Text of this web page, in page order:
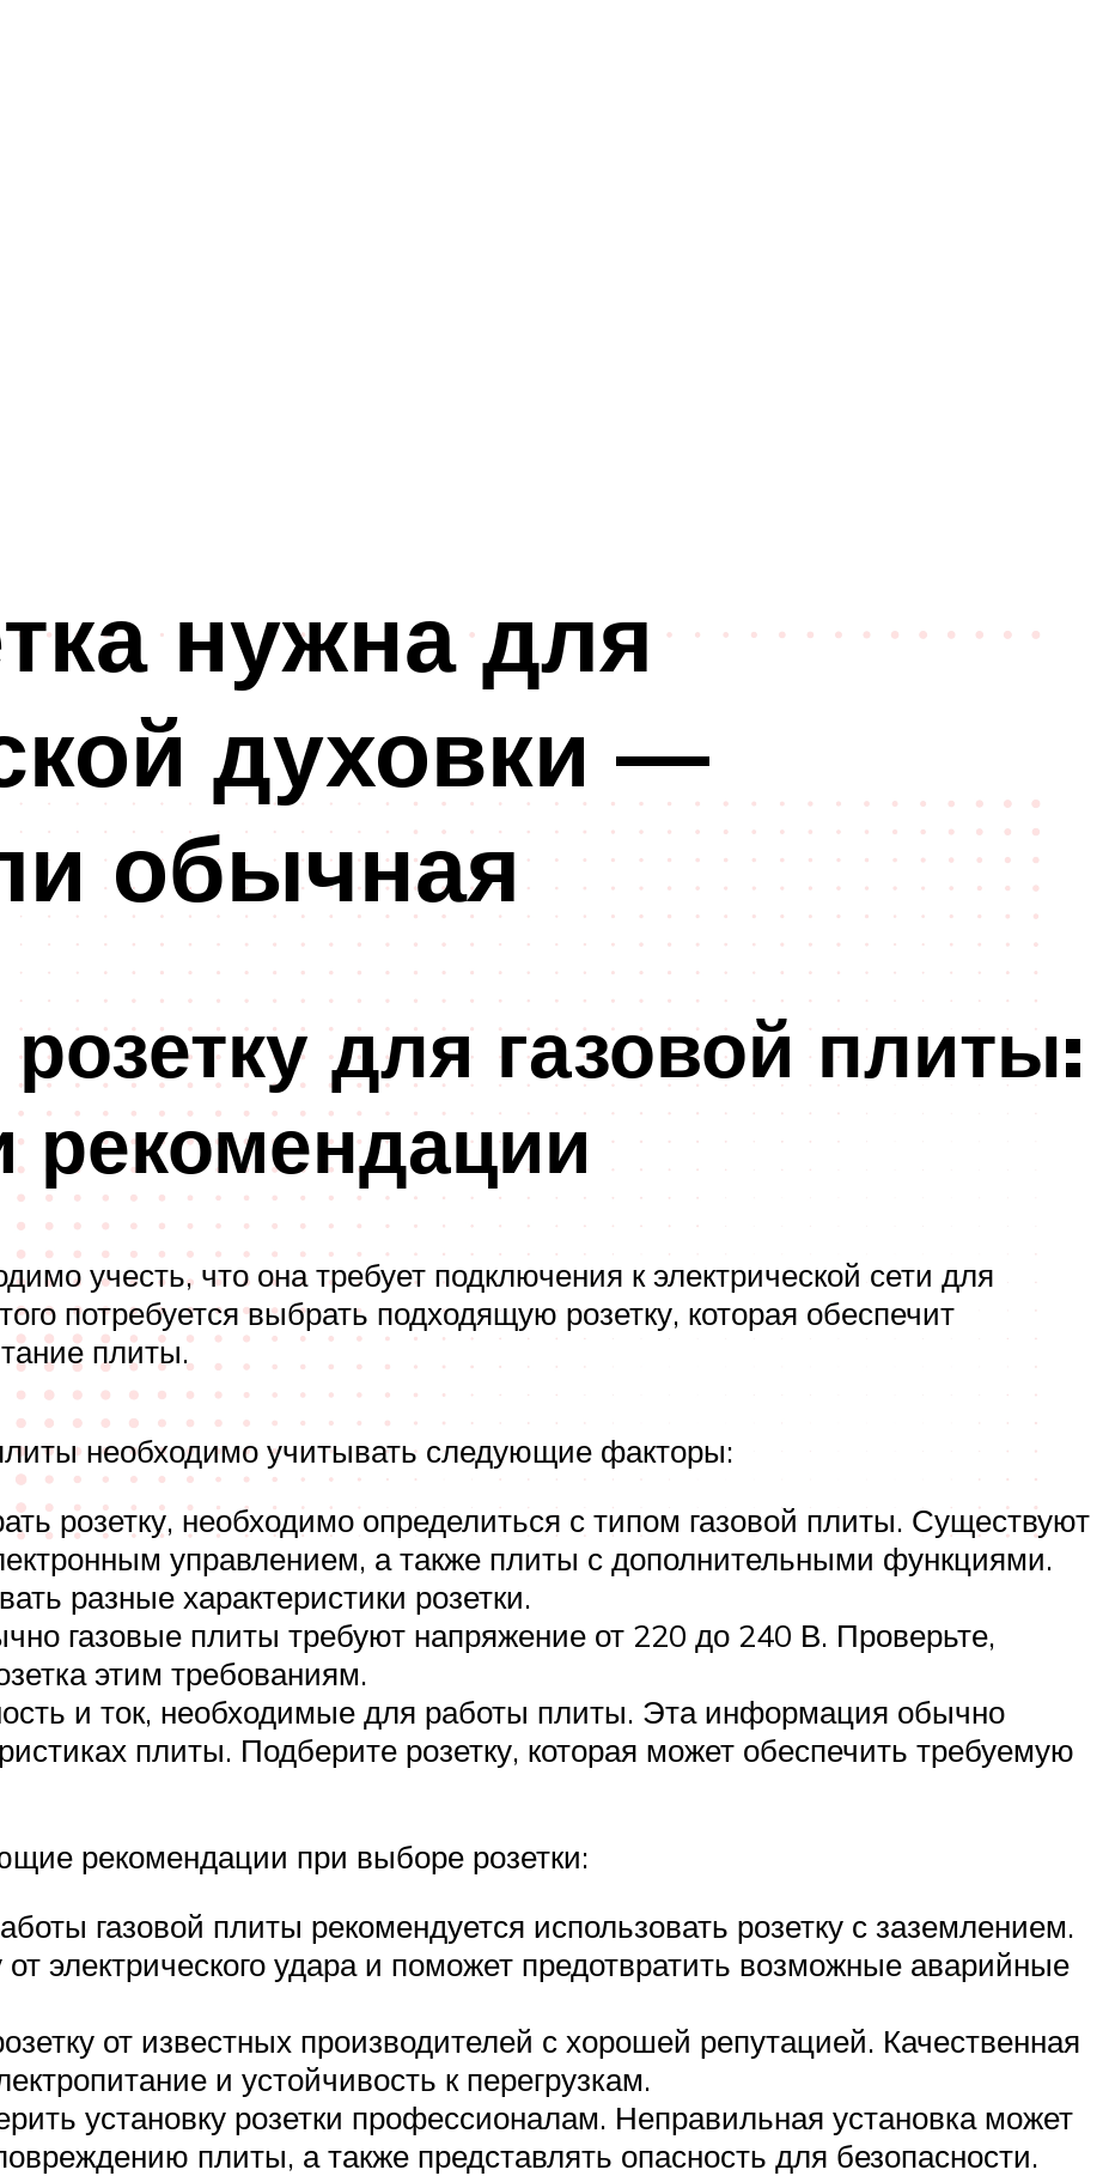
нужна для
духовки —
обычная
для газовой плиты:
рекомендации
учесть, что она требует подключения к электрической сети для
потребуется выбрать подходящую розетку, которая обеспечит
плиты.
необходимо учитывать следующие факторы:
розетку, необходимо определиться с типом газовой плиты. Существуют
управлением, а также плиты с дополнительными функциями.
разные характеристики розетки.
газовые плиты требуют напряжение от 220 до 240 В. Проверьте,
этим требованиям.
и ток, необходимые для работы плиты. Эта информация обычно
плиты. Подберите розетку, которая может обеспечить требуемую
рекомендации при выборе розетки:
газовой плиты рекомендуется использовать розетку с заземлением.
электрического удара и поможет предотвратить возможные аварийные
от известных производителей с хорошей репутацией. Качественная
и устойчивость к перегрузкам.
установку розетки профессионалам. Неправильная установка может
плиты, а также представлять опасность для безопасности.